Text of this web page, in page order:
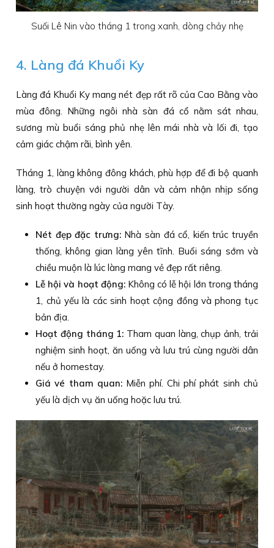
Suối Lê Nin vào tháng 1 trong xanh, dòng chảy nhẹ
4. Làng đá Khuổi Ky
Làng đá Khuổi Ky mang nét đẹp rất rõ của Cao Bằng vào
mùa đông. Những ngôi nhà sàn đá cổ nằm sát nhau,
sương mù buổi sáng phủ nhẹ lên mái nhà và lối đi, tạo
cảm giác chậm rãi, bình yên.
Tháng 1, làng không đông khách, phù hợp để đi bộ quanh
làng, trò chuyện với người dân và cảm nhận nhịp sống
sinh hoạt thường ngày của người Tày.
Nét đẹp đặc trưng: Nhà sàn đá cổ, kiến trúc truyền
thống, không gian làng yên tĩnh. Buổi sáng sớm và
chiều muộn là lúc làng mang vẻ đẹp rất riêng.
Lễ hội và hoạt động: Không có lễ hội lớn trong tháng
1, chủ yếu là các sinh hoạt cộng đồng và phong tục
bản địa.
Hoạt động tháng 1: Tham quan làng, chụp ảnh, trải
nghiệm sinh hoạt, ăn uống và lưu trú cùng người dân
nếu ở homestay.
Giá vé tham quan: Miễn phí. Chi phí phát sinh chủ
yếu là dịch vụ ăn uống hoặc lưu trú.